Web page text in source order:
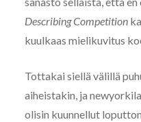
DescribingCompetition
kuulkaas mielikuvitus
Tottakai siellä välillä
aiheistakin, ja
olisin kuunnellut